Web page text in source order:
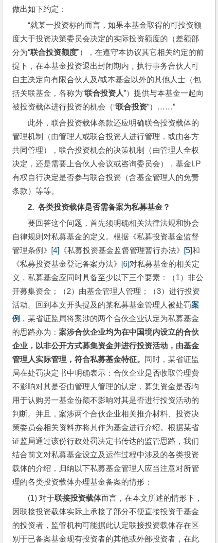
做出如下约定：
“就某一投资标的而言，如果本基金取得的可投资额
度大于投资决策委员会决定的实际投资额度的（差额部
分为“联合投资额度”），在遵守本协议其它相关约定的前
提下，在本基金投资退出封闭期内，执行事务合伙人可
自主决定向有限合伙人及/或本基金以外的其他人士（包
括关联基金，各称为“联合投资人”）提供与本基金一起向
被投资载体进行投资的机会（“联合投资”）……”
此外，联合投资载体条款还应明确联合投资载体的
管理机制（由管理人或联合投资人进行管理，或由各方
共同管理），联合投资机会的决策机制（由管理人全权
决定，还是需要上合伙人会议或咨询委员会），基金LP
有权自行决定是否参与联合投资（含基金管理人的免责
条款）等等。
2. 各类投资载体是否需备案为私募基金？
要回答这个问题，首先须明确相关法律法规和协会
自律规则对私募基金的定义。根据《私募投资基金监督
管理条例》 [4] 《私募投资基金监督管理暂行办法》 [5]和
《私募投资基金登记备案办法》 [6]对私募基金的相关定
义，私募基金应同时具备至少以下三个要素：（1）非公
开募集资金；（2）由基金管理人管理；（3）进行投资
活动。回到本文开头提及的某私募基金管理人被处罚案
例 ，某省证监局将案涉的两个合伙企业认定为私募基金
的思路亦为：案涉合伙企业均为在中国境内设立的合伙
企业，以非公开方式募集资金并进行投资活动，由基金
管理人实际管理，符合私募基金特征。 同时，某省证监
局在处罚决定书中明确表示：合伙企业是否收取管理费
不影响对其是否由管理人管理的认定，募集资金是否均
用于认购另一基金份额不影响对其是否进行投资活动的
判断。并且，案涉两个合伙企业相关推介材料、投资决
策委员会相关资料亦将其作为基金进行介绍。根据某省
证监局通过该份行政处罚决定书传达的监管思路，我们
结合前文对私募基金设立及运作过程中涉及的各类投资
载体的介绍，归纳以下私募基金管理人应当注意对所管
理的各类投资载体办理基金备案的情形：
(1) 对于联接投资载体而言，在本文所述的情形下，
因联接投资载体实际上承接了部分不便直接投资于基金
的投资者，监管机构可能据此认定联接投资载体存在区
别于已备案基金现有投资者的其他或外部投资者，在此